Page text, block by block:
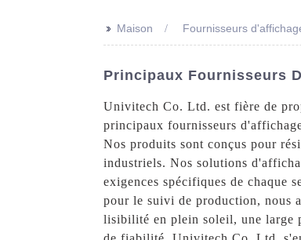
>> Maison Fournisseurs
Principaux Fournisseurs
Univitech Co. Ltd. est fière de
principaux fournisseurs
Nos produits sont conçus pour
industriels. Nos solutions
exigences spécifiques de chaque
pour le suivi de production, nous
lisibilité en plein soleil, une large